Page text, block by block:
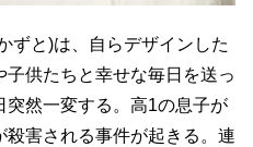
ずと)は、自らデザインした
供たちと幸せな毎日を送っ
然一変する。高1の息子が
害される事件が起きる。連